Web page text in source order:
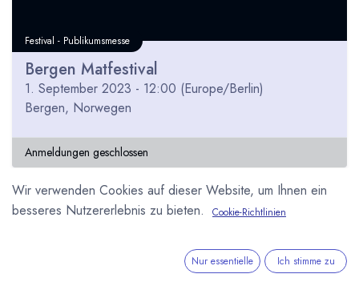
Festival - Publikumsmesse
Bergen Matfestival
1. September 2023 - 12:00 (Europe/Berlin)
Bergen, Norwegen
Anmeldungen geschlossen
Wir verwenden Cookies auf dieser Website, um Ihnen ein
besseres Nutzererlebnis zu bieten.
Cookie-Richtlinien
Nur essentielle Ich stimme zu